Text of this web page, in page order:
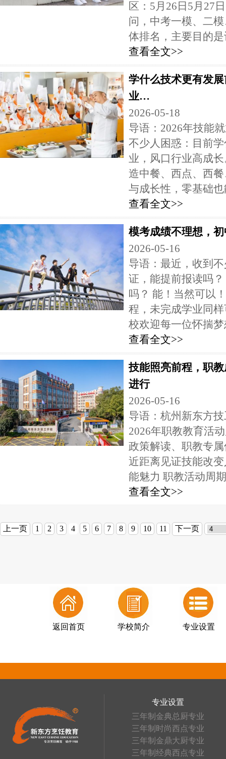
区：5月26日5月27
问，中考一模、二
体排名，主要目的是
查看全文>>
学什么技术更有发
业…
2026-05-18
导语：2026年技能
不少人困惑：目前
业，风口行业高成
造中餐、西点、西
与成长性，零基础也
查看全文>>
模考成绩不理想，
2026-05-16
导语：最近，收到
证，能提前报读吗
吗？ 能！当然可以
程，未完成学业同
校欢迎每一位怀揣梦
查看全文>>
技能照亮前程，职
进行
2026-05-16
导语：杭州新东方
2026年职教教育活
政策解读、职教专
近距离见证技能改
能魅力 职教活动周
查看全文>>
上一页 1 2 3 4 5 6 7 8 9 10 11 下一页
返回首页 学校简介 专业设置
专业设置
三年制金典总厨专业
三年制时尚西点专业
三年制金鼎大厨专业
三年制经典西点专业